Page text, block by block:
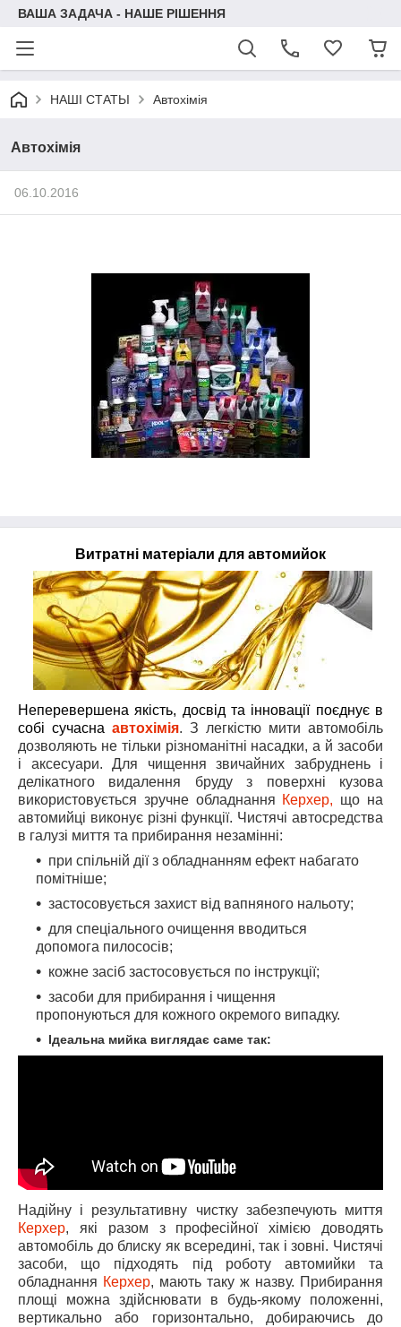
ВАША ЗАДАЧА - НАШЕ РІШЕННЯ
НАШІ СТАТЬІ Автохімія
Автохімія
06.10.2016
Витратні матеріали для автомийок
Неперевершена якість, досвід та інновації поєднує в
собі сучасна автохімія. З легкістю мити автомобіль
дозволяють не тільки різноманітні насадки, а й засоби
і аксесуари. Для чищення звичайних забруднень і
делікатного видалення бруду з поверхні кузова
використовується зручне обладнання Керхер, що на
автомийці виконує різні функції. Чистячі автосредства
в галузі миття та прибирання незамінні:
при спільній дії з обладнанням ефект набагато
помітніше;
застосовується захист від вапняного нальоту;
для спеціального очищення вводиться
допомога пилососів;
кожне засіб застосовується по інструкції;
засоби для прибирання і чищення
пропонуються для кожного окремого випадку.
Ідеальна мийка виглядає саме так:
Надійну і результативну чистку забезпечують миття
Керхер, які разом з професійної хімією доводять
автомобіль до блиску як всередині, так і зовні. Чистячі
засоби, що підходять під роботу автомийки та
обладнання Керхер, мають таку ж назву. Прибирання
площі можна здійснювати в будь-якому положенні,
вертикально або горизонтально, добираючись до